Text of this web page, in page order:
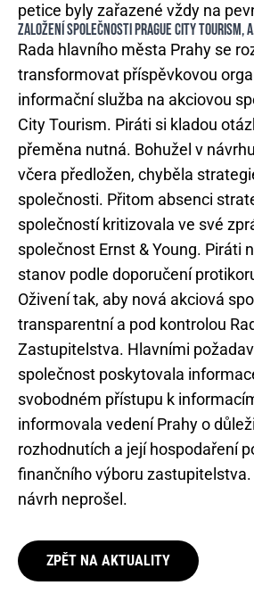
petice byly zařazené vždy na
ZALOŽENÍ SPOLEČNOSTI PRAGUE CITY TOURISM,
Rada hlavního města Prahy se
transformovat příspěvkovou
informační služba na akciovou
City Tourism. Piráti si kladou
přeměna nutná. Bohužel v
včera předložen, chyběla
společnosti. Přitom absenci
společností kritizovala ve své
společnost Ernst & Young. Piráti
stanov podle doporučení
Oživení tak, aby nová akciová
transparentní a pod kontrolou
Zastupitelstva. Hlavními
společnost poskytovala
svobodném přístupu k
informovala vedení Prahy o
rozhodnutích a její hospodaření
finančního výboru
návrh neprošel.
ZPĚT NA AKTUALITY